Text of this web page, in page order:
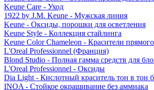
Keune Care - Уход
1922 by J.M. Keune - Мужская линия
Keune - Оксиды, порошки для осветления
Keune Style - Коллекция стайлинга
Keune Color Chameleon - Красители
L'Oreal Professionnel (Франция)
Blond Studio - Полная гамма средств для
L'Oreal Professionnel - Оксиды
Dia Light - Кислотный краситель тон в тон
INOA - Стойкое окрашивание без аммиака